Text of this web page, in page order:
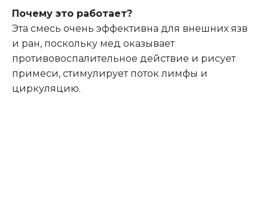
Почему это работает?
Эта смесь очень эффективна для внешних язв
и ран, поскольку мед оказывает
противовоспалительное действие и рисует
примеси, стимулирует поток лимфы и
циркуляцию.